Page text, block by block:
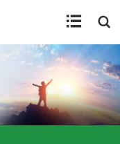
 